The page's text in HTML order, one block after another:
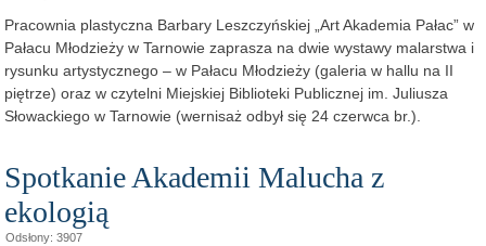
Pracownia plastyczna Barbary Leszczyńskiej „Art Akademia Pałac” w
Pałacu Młodzieży w Tarnowie zaprasza na dwie wystawy malarstwa i
rysunku artystycznego – w Pałacu Młodzieży (galeria w hallu na II
piętrze) oraz w czytelni Miejskiej Biblioteki Publicznej im. Juliusza
Słowackiego w Tarnowie (wernisaż odbył się 24 czerwca br.).
Spotkanie Akademii Malucha z
ekologią
Odsłony: 3907